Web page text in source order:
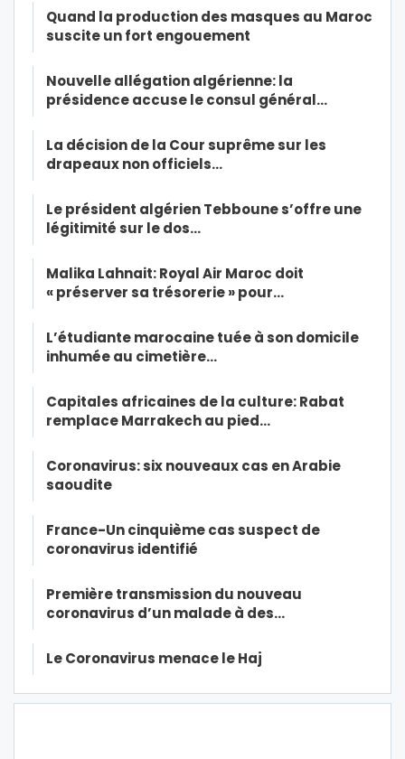
Quand la production des masques au Maroc
suscite un fort engouement
Nouvelle allégation algérienne: la
présidence accuse le consul général…
La décision de la Cour suprême sur les
drapeaux non officiels…
Le président algérien Tebboune s’offre une
légitimité sur le dos…
Malika Lahnait: Royal Air Maroc doit
« préserver sa trésorerie » pour…
L’étudiante marocaine tuée à son domicile
inhumée au cimetière…
Capitales africaines de la culture: Rabat
remplace Marrakech au pied…
Coronavirus: six nouveaux cas en Arabie
saoudite
France-Un cinquième cas suspect de
coronavirus identifié
Première transmission du nouveau
coronavirus d’un malade à des…
Le Coronavirus menace le Haj